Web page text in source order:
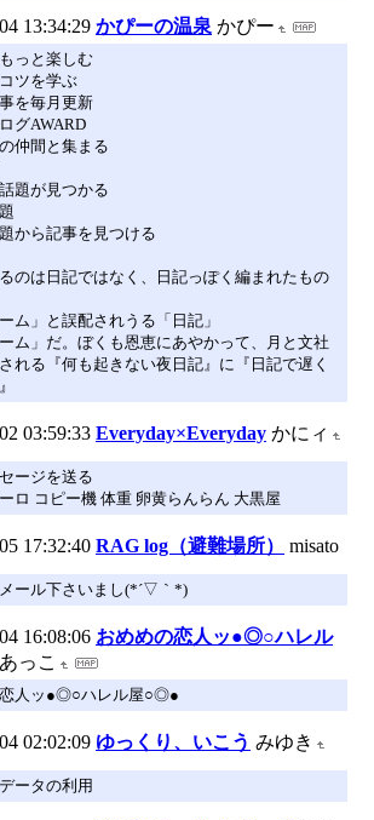
13:34:29 かぴーの温泉 かぴー
っと楽しむ
ツを学ぶ
を毎月更新
グAWARD
仲間と集まる
題が見つかる
から記事を見つける
のは日記ではなく、日記っぽく編まれたもの
ム」と誤配されうる「日記」
ーム」だ。ぼくも恩恵にあやかって、月と文社
れる『何も起きない夜日記』に『日記で遅く
03:59:33 Everyday×Everyday かにィ
ージを送る
ロ コピー機 体重 卵黄らんらん 大黒屋
17:32:40 RAG log（避難場所） misato
ール下さいまし(*´▽｀*)
16:08:06 おめめの恋人ッ●◎○ハレル
あっこ
恋人ッ●◎○ハレル屋○◎●
02:02:09 ゆっくり、いこう みゆき
ータの利用